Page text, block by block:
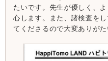
たいです。先生が優しく、
心します。また、諸検査を
てくださるので大変ありがた